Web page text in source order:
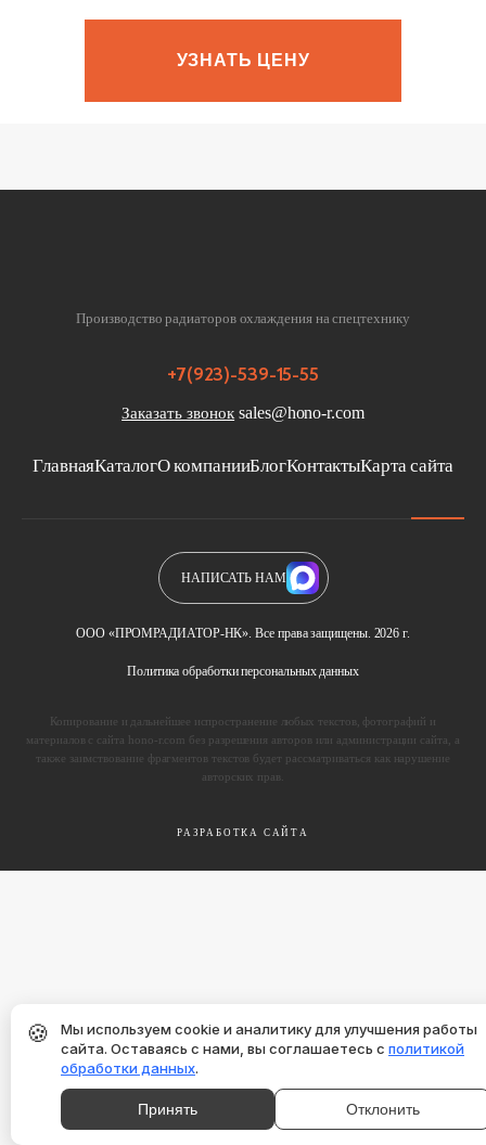
УЗНАТЬ ЦЕНУ
Производство радиаторов охлаждения на спецтехнику
ГлавнаяКаталогО компанииБлогКонтактыКарта сайта
+7(923)-539-15-55
Заказать звонок sales@hono-r.com
ООО «ПРОМРАДИАТОР-НК». Все права защищены. 2026 г.
Политика обработки персональных данных
НАПИСАТЬ НАМ
Копирование и дальнейшее испространение любых текстов, фотографий и
материалов с сайта hono-r.com без разрешения авторов или администрации сайта, а
также заимствование фрагментов текстов будет рассматриваться как нарушение
авторских прав.
РАЗРАБОТКА САЙТА
🍪
Мы используем cookie и аналитику для улучшения работы
сайта. Оставаясь с нами, вы соглашаетесь с политикой
обработки данных.
Принять Отклонить